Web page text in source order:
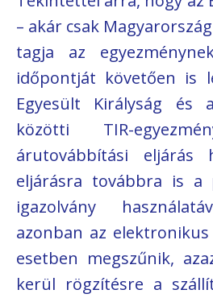
– akár csak
tagja az
időpontját követően is
Egyesült Királyság és
közötti TIR-
árutovábbítási eljárás
eljárásra továbbra is a
igazolvány
azonban az
esetben megszűnik,
kerül rögzítésre a